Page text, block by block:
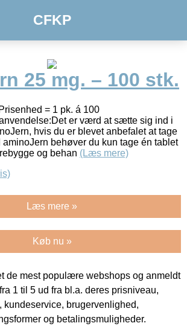
CFKP
25 mg. – 100 stk.
= 1 pk. á 100
er værd at sætte sig ind i
hvis du er blevet anbefalet at tage
behøver du kun tage én tablet
og behan (Læs mere)
Læs mere »
Køb nu »
de mest populære webshops og anmeldt
1 til 5 ud fra bl.a. deres prisniveau,
kundeservice, brugervenlighed,
og betalingsmuligheder.